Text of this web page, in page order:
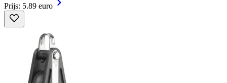
Prijs: 5.89 euro